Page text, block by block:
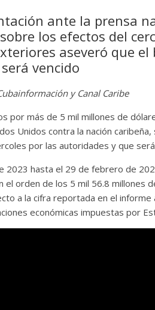
ante la prensa
los efectos del
aseveró que
vencido
y Canal Caribe
por más de 5 mil millones de
Unidos contra la nación
por las autoridades y que
2023 hasta el 29 de febrero de
el orden de los 5 mil 56.8 millones
a la cifra reportada en el informe
económicas impuestas por